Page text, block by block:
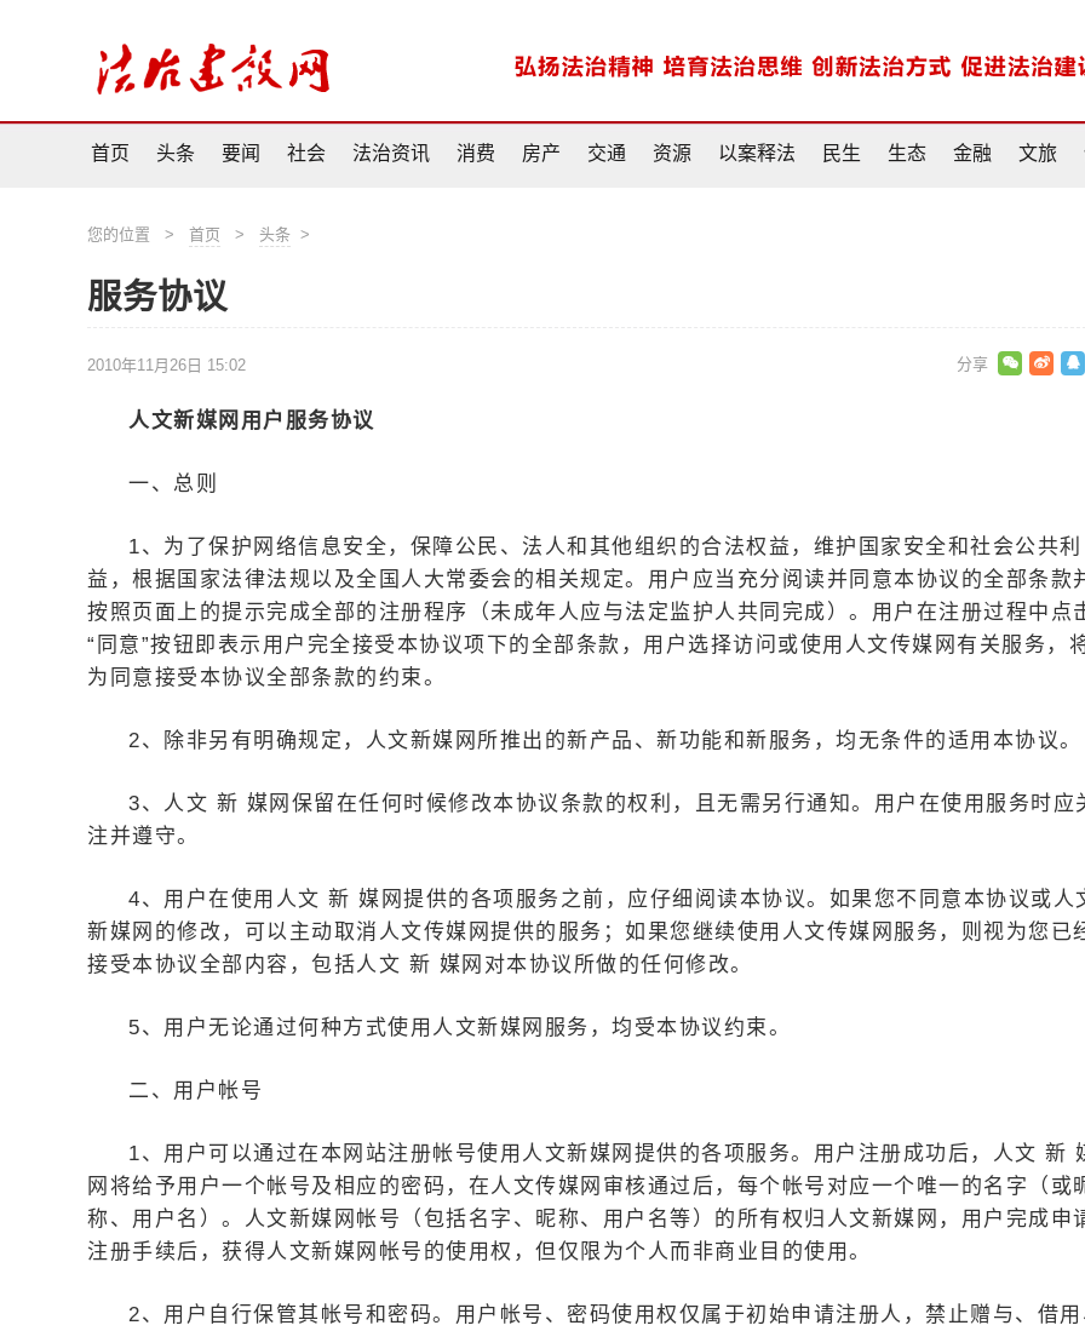
首页 头条 要闻 社会 法治资讯 消费 房产 交通 资源 以案释法 民生 生态 金融 文旅
您的位置 > 首页 > 头条 >
服务协议
2010年11月26日 15:02
人文新媒网用户服务协议
一、总则
1、为了保护网络信息安全，保障公民、法人和其他组织的合法权益，维护国家安全和社会公共利
益，根据国家法律法规以及全国人大常委会的相关规定。用户应当充分阅读并同意本协议的全部条款
按照页面上的提示完成全部的注册程序（未成年人应与法定监护人共同完成）。用户在注册过程中点
“同意”按钮即表示用户完全接受本协议项下的全部条款，用户选择访问或使用人文传媒网有关服务，
为同意接受本协议全部条款的约束。
2、除非另有明确规定，人文新媒网所推出的新产品、新功能和新服务，均无条件的适用本协议。
3、人文 新 媒网保留在任何时候修改本协议条款的权利，且无需另行通知。用户在使用服务时应
注并遵守。
4、用户在使用人文 新 媒网提供的各项服务之前，应仔细阅读本协议。如果您不同意本协议或人
新媒网的修改，可以主动取消人文传媒网提供的服务；如果您继续使用人文传媒网服务，则视为您已
接受本协议全部内容，包括人文 新 媒网对本协议所做的任何修改。
5、用户无论通过何种方式使用人文新媒网服务，均受本协议约束。
二、用户帐号
1、用户可以通过在本网站注册帐号使用人文新媒网提供的各项服务。用户注册成功后，人文 新
网将给予用户一个帐号及相应的密码，在人文传媒网审核通过后，每个帐号对应一个唯一的名字（或
称、用户名）。人文新媒网帐号（包括名字、昵称、用户名等）的所有权归人文新媒网，用户完成申
注册手续后，获得人文新媒网帐号的使用权，但仅限为个人而非商业目的使用。
2、用户自行保管其帐号和密码。用户帐号、密码使用权仅属于初始申请注册人，禁止赠与、借用